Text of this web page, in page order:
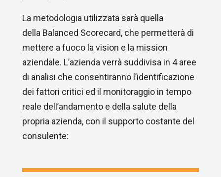
La metodologia utilizzata sarà quella
della Balanced Scorecard, che permetterà di
mettere a fuoco la vision e la mission
aziendale. L’azienda verrà suddivisa in 4 aree
di analisi che consentiranno l’identificazione
dei fattori critici ed il monitoraggio in tempo
reale dell’andamento e della salute della
propria azienda, con il supporto costante del
consulente: